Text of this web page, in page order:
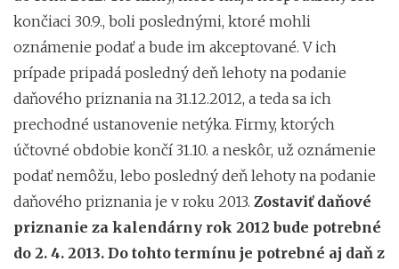
končiaci 30.9., boli poslednými, ktoré mohli
oznámenie podať a bude im akceptované. V ich
prípade pripadá posledný deň lehoty na podanie
daňového priznania na 31.12.2012, a teda sa ich
prechodné ustanovenie netýka. Firmy, ktorých
účtovné obdobie končí 31.10. a neskôr, už oznámenie
podať nemôžu, lebo posledný deň lehoty na podanie
daňového priznania je v roku 2013. Zostaviť daňové
priznanie za kalendárny rok 2012 bude potrebné
do 2. 4. 2013. Do tohto termínu je potrebné aj daň z